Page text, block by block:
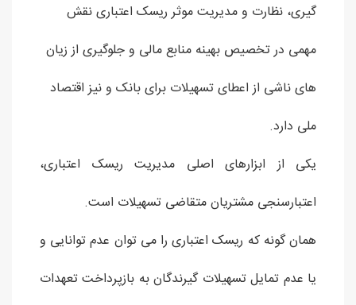
گیری، نظارت و مدیریت موثر ریسک اعتباری نقش
مهمی در تخصیص بهینه منابع مالی و جلوگیری از زیان
های ناشی از اعطای تسهیلات برای بانک و نیز اقتصاد
ملی دارد.
یکی از ابزارهای اصلی مدیریت ریسک اعتباری،
اعتبارسنجی مشتریان متقاضی تسهیلات است.
همان گونه که ریسک اعتباری را می توان عدم توانایی و
یا عدم تمایل تسهیلات گیرندگان به بازپرداخت تعهدات